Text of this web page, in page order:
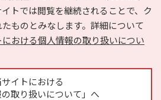
トでは閲覧を継続されることで、ク
ものとみなします。詳細について
における個人情報の取り扱いについ
サイトにおける
の取り扱いについて」へ
とは？ お気に入り
ヘルプ
取り扱いについて
運営会社
広告掲載に関するお問い合わせ